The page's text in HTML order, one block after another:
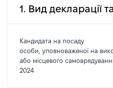
1. Вид декларації
Кандидата на посаду
особи, уповноваженої на
або місцевого
2024